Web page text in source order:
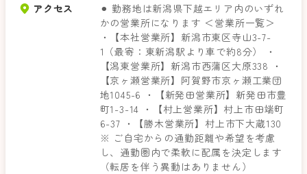
アクセス
⚫︎ 勤務地は新潟県下越エリア内のいずれ
かの営業所になります ＜営業所一覧＞
・【本社営業所】新潟市東区寺山3-7-
1（最寄：東新潟駅より車で約8分） ・
【潟東営業所】新潟市西蒲区大原338 ・
【京ヶ瀬営業所】阿賀野市京ヶ瀬工業団
地1045-6 ・【新発田営業所】新発田市豊
町1-3-14 ・【村上営業所】村上市田端町
6-37 ・【勝木営業所】村上市下大蔵130
※ ご自宅からの通勤距離や希望を考慮
し、通勤圏内で柔軟に配属を決定します
（転居を伴う異動はありません）